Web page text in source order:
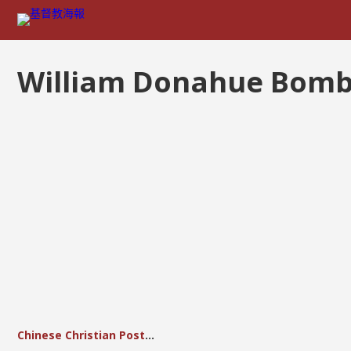
William Donahue
Chinese Christian Posters- Requirements of Salvation